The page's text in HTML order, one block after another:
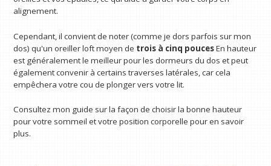
alignement.
Cependant, il convient de noter (comme je dors parfois sur mon
dos) qu'un oreiller loft moyen de trois à cinq poucesEn hauteur
est généralement le meilleur pour les dormeurs du dos et peut
également convenir à certains traverses latérales, car cela
empêchera votre cou de plonger vers votre lit.
Consultez mon guide sur la façon de choisir la bonne hauteur
pour votre sommeil et votre position corporelle pour en savoir
plus.